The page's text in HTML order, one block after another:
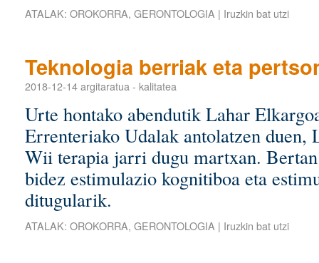
ATALAK: OROKORRA, GERONTOLOGIA | Iruzkin bat utzi
Teknologia berriak eta
2018-12-14argitaratua - kalitatea
Urte hontako abendutik Lahar
Errenteriako Udalak antolatzen duen,
Wii terapia jarri dugu martxan.
bidez estimulazio kognitiboa eta
ditugularik.
ATALAK: OROKORRA, GERONTOLOGIA | Iruzkin bat utzi